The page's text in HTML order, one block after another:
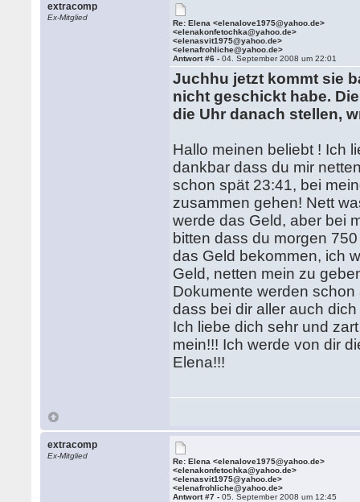
extracomp
Ex-Mitglied
Re: Elena <elenalove1975@yahoo.de>
<elenakonfetochka@yahoo.de>
<elenasvit1975@yahoo.de>
<elenafrohliche@yahoo.de>
Antwort #6 -04. September 2008 um 22:01
Juchhu jetzt kommt sie
nicht geschickt habe.
die Uhr danach stellen,
Hallo meinen beliebt ! Ich
dankbar dass du mir
schon spät 23:41, bei
zusammen gehen! Nett
werde das Geld, aber bei
bitten dass du morgen
das Geld bekommen, ich
Geld, netten mein zu
Dokumente werden
dass bei dir aller auch
Ich liebe dich sehr und
mein!!! Ich werde von dir
Elena!!!
extracomp
Ex-Mitglied
Re: Elena <elenalove1975@yahoo.de>
<elenakonfetochka@yahoo.de>
<elenasvit1975@yahoo.de>
<elenafrohliche@yahoo.de>
Antwort #7 -05. September 2008 um 12:45